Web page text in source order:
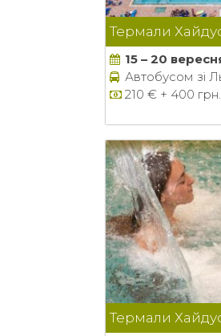
Термали
15 – 20
Автобусом зі
210 € + 400 грн.
Термали